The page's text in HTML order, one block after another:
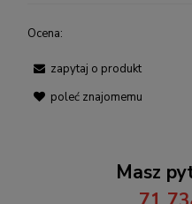
Ocena:
zapytaj o produkt
poleć znajomemu
Masz